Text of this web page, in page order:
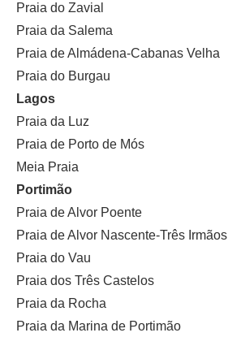
Praia do Zavial
Praia da Salema
Praia de Almádena-Cabanas Velha
Praia do Burgau
Lagos
Praia da Luz
Praia de Porto de Mós
Meia Praia
Portimão
Praia de Alvor Poente
Praia de Alvor Nascente-Três Irmãos
Praia do Vau
Praia dos Três Castelos
Praia da Rocha
Praia da Marina de Portimão